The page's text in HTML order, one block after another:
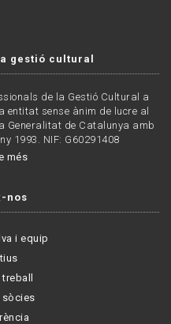
gestió cultural
de la Gestió Cultural a
entitat sense ànim de lucre al
Generalitat de Catalunya amb
1993. NIF: G60291408
més
nos
i equip
treball
sòcies